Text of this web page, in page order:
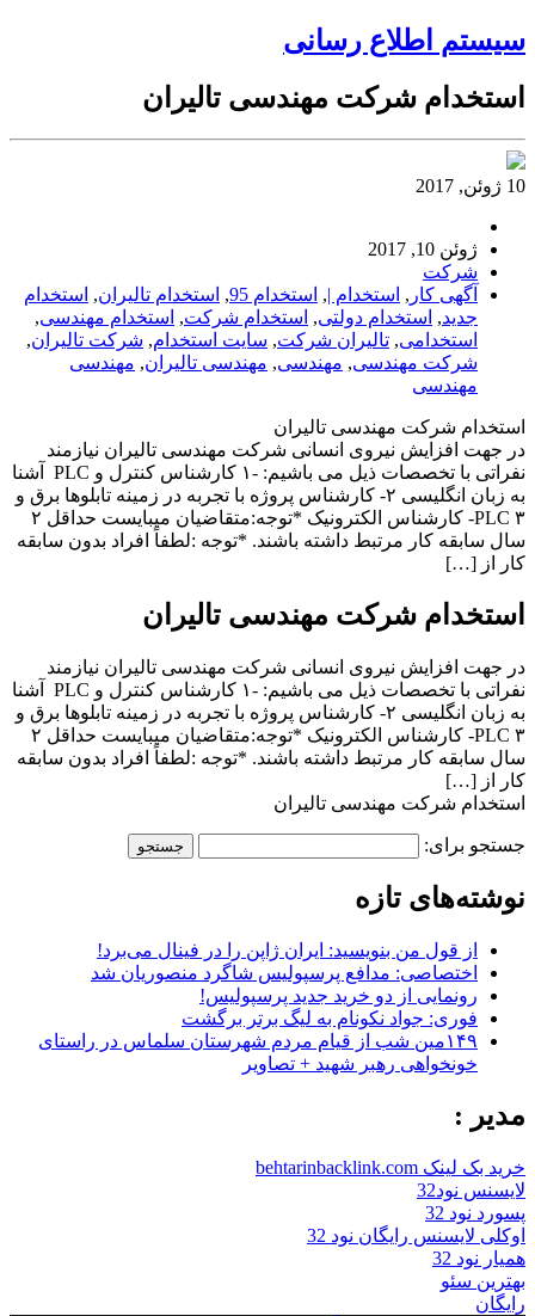
سیستم اطلاع رسانی
استخدام شرکت مهندسی تالیران
10 ژوئن, 2017
ژوئن 10, 2017
شرکت
آگهی کار , استخدام |, استخدام 95 , استخدام تالیران, استخدام
جدید, استخدام دولتی, استخدام شرکت, استخدام مهندسی,
استخدامی, تالیران شرکت, سایت استخدام, شرکت تالیران,
شرکت مهندسی, مهندسی, مهندسی تالیران, مهندسی
مهندسی
استخدام شرکت مهندسی تالیران
در جهت افزایش نیروی انسانی شرکت مهندسی تالیران نیازمند
نفراتی با تخصصات ذیل می باشیم: -۱ کارشناس کنترل و PLC آشنا
به زبان انگلیسی ۲- کارشناس پروژه با تجربه در زمینه تابلوها برق و
PLC ۳- کارشناس الکترونیک *توجه:متقاضیان میبایست حداقل ۲
سال سابقه کار مرتبط داشته باشند. *توجه :لطفاً افراد بدون سابقه
کار از […]
استخدام شرکت مهندسی تالیران
در جهت افزایش نیروی انسانی شرکت مهندسی تالیران نیازمند
نفراتی با تخصصات ذیل می باشیم: -۱ کارشناس کنترل و PLC آشنا
به زبان انگلیسی ۲- کارشناس پروژه با تجربه در زمینه تابلوها برق و
PLC ۳- کارشناس الکترونیک *توجه:متقاضیان میبایست حداقل ۲
سال سابقه کار مرتبط داشته باشند. *توجه :لطفاً افراد بدون سابقه
کار از […]
استخدام شرکت مهندسی تالیران
جستجو برای:
نوشته‌های تازه
از قول من بنویسید: ایران ژاپن را در فینال می‌برد!
اختصاصی: مدافع پرسپولیس شاگرد منصوریان شد
رونمایی از دو خرید جدید پرسپولیس!
فوری: جواد نکونام به لیگ برتر برگشت
۱۴۹مین شب از قیام مردم شهرستان سلماس در راستای
خونخواهی رهبر شهید + تصاویر
مدیر :
خرید بک لینک behtarinbacklink.com
لایسنس نود32
پسورد نود 32
اوکلی لایسنس رایگان نود 32
همیار نود 32
بهترین سئو
رایگان